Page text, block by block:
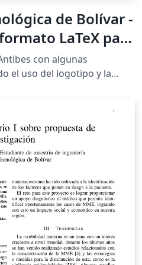
de Bolívar -
LaTeX para
-
Negro
con algunas
el uso del logotipo y la
Tecnológica de
uso exclusivo para los
Facultad de Ingeniería de
licencia Creative Commons.